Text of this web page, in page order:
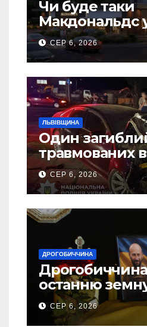
Чи буде таки
Макдональдс
Дрогобичі?
СЕР 6, 2026
ЛЬВІВЩИНА
Один
травмованих
ДТП на
СЕР 6, 2026
ДРОГОБИЧЧИНА
останню
свого
Торського
СЕР 6, 2026